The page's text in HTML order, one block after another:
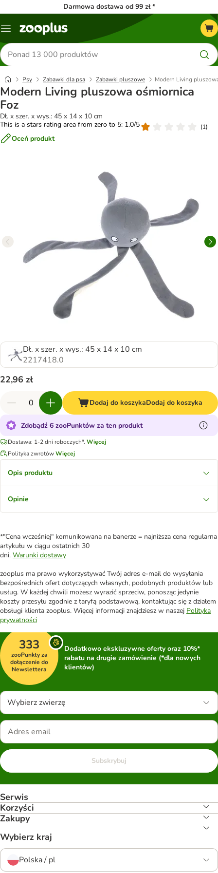
Darmowa dostawa od 99 zł *
Menu
Szukaj
produktów
Psy Zabawki dla psa Zabawki pluszowe Modern Living
Modern Living pluszowa ośmiornica
Foz
Dł. x szer. x wys.: 45 x 14 x 10 cm
This is a stars rating area from zero to 5: 1.0/5
(1)
Oceń produkt
Dł. x szer. x wys.: 45 x 14 x 10 cm
2217418.0
22,96 zł
Dodaj do koszykaDodaj do koszyka
Zdobądź 6 zooPunktów za ten produkt
Dostawa: 1-2 dni roboczych*. Więcej
Polityka zwrotówWięcej
Opis produktu
Opinie
*"Cena wcześniej" komunikowana na banerze = najniższa cena regularna
artykułu w ciągu ostatnich 30
dni. Warunki dostawy
zooplus ma prawo wykorzystywać Twój adres e-mail do wysyłania
bezpośrednich ofert dotyczących własnych, podobnych produktów lub
usług. W każdej chwili możesz wyrazić sprzeciw, ponosząc jedynie
koszty przesyłu zgodnie z taryfą podstawową, kontaktując się z działem
obsługi klienta zooplus. Więcej informacji znajdziesz w naszej Polityka
prywatności
333
zooPunkty za
dołączenie do
Newslettera
Dodatkowo ekskluzywne oferty oraz 10%*
rabatu na drugie zamówienie (*dla nowych
klientów)
Wybierz zwierzę
Subskrybuj
Serwis
Korzyści
Zakupy
Wybierz kraj
Polska / pl